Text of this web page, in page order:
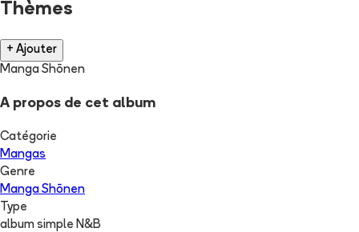
Thèmes
+ Ajouter
Manga Shōnen
A propos de cet album
Catégorie
Mangas
Genre
Manga Shōnen
Type
album simple N&B